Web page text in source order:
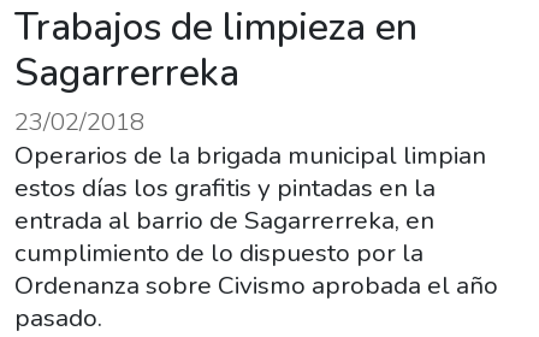
Trabajos de limpieza en
Sagarrerreka
23/02/2018
Operarios de la brigada municipal limpian
estos días los grafitis y pintadas en la
entrada al barrio de Sagarrerreka, en
cumplimiento de lo dispuesto por la
Ordenanza sobre Civismo aprobada el año
pasado.